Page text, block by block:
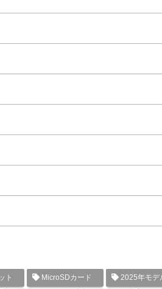
ト MicroSDカード 2025年モデ